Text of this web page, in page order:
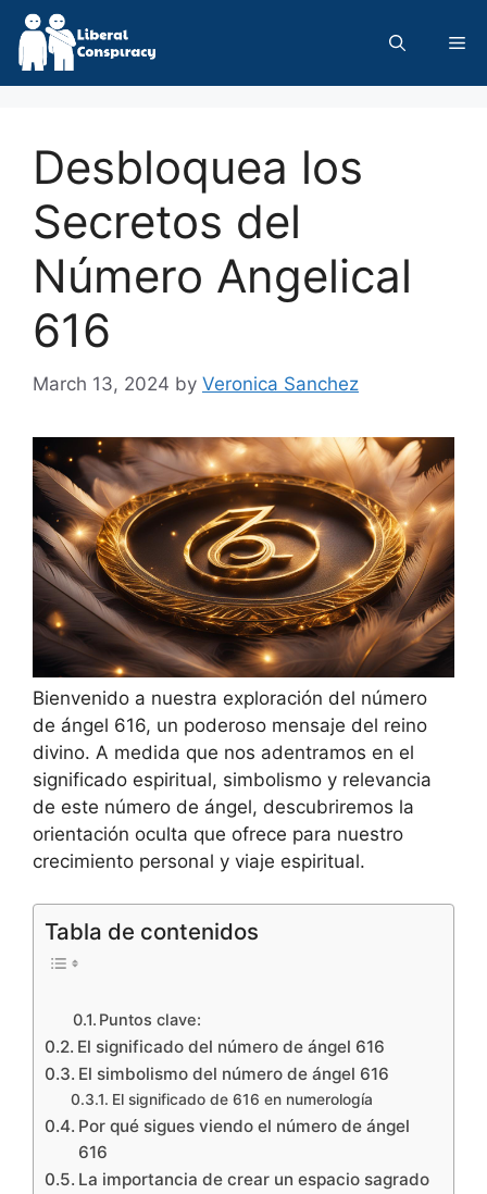
Skip
content
Desbloquea los
Secretos del
Número Angelical
616
March 13, 2024 by Veronica Sanchez
Bienvenido a nuestra exploración del número
de ángel 616, un poderoso mensaje del reino
divino. A medida que nos adentramos en el
significado espiritual, simbolismo y relevancia
de este número de ángel, descubriremos la
orientación oculta que ofrece para nuestro
crecimiento personal y viaje espiritual.
Tabla de contenidos
Puntos clave:
El significado del número de ángel 616
El simbolismo del número de ángel 616
El significado de 616 en numerología
Por qué sigues viendo el número de ángel
616
La importancia de crear un espacio sagrado